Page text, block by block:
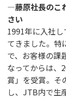
―藤原社長のこ
さい
1991年に入社
てきました。特
で、お客様の課
なってからは、
賞」を受賞。そ
し、JTB内で生